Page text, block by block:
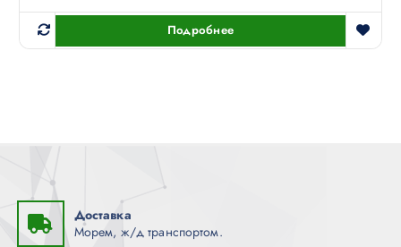
Подробнее
Доставка
Морем, ж/д транспортом.